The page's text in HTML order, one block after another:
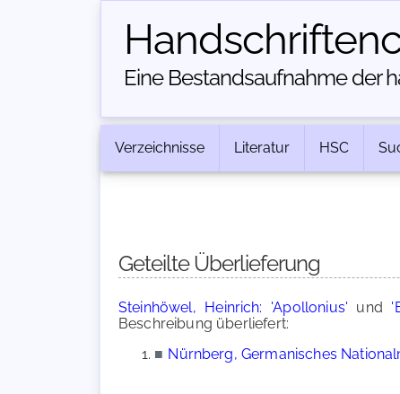
Eine Bestandsaufnahme der
Verzeichnisse Literatur HSC
Geteilte Überlieferung
Steinhöwel, Heinrich: 'Apollonius' und
Beschreibung überliefert:
■ Nürnberg, Germanisches